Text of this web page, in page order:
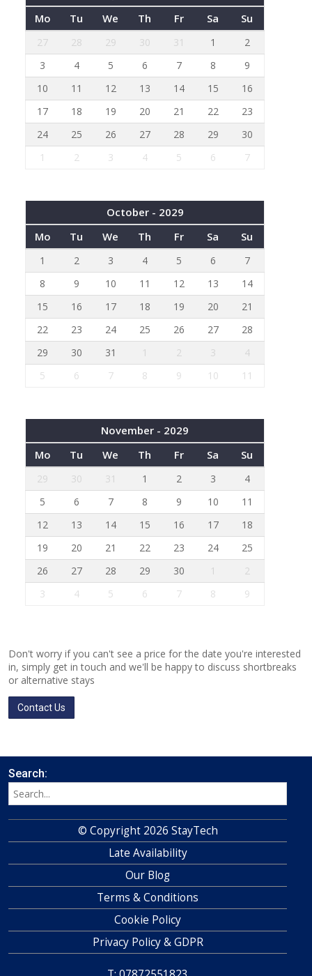
Mo
Tu We Th Fr Sa Su
27 28 29 30 31 1
2
3
4 5 6 7 8
9
10
11 12 13 14 15
16
17
18 19 20 21 22
23
24
25 26 27 28 29
30
1
2 3 4 5 6 7
October - 2029
Mo
Tu We Th Fr Sa Su
1 2 3 4 5 6
7
8
9 10 11 12 13
14
15
16 17 18 19 20
21
22
23 24 25 26 27
28
29
30 31 1 2 3
4
5
6 7 8 9 10 11
November - 2029
Mo
Tu We Th Fr Sa Su
29 30 31 1 2 3
4
5
6 7 8 9 10
11
12
13 14 15 16 17
18
19
20 21 22 23 24
25
26
27 28 29 30 1
2
3
4 5 6 7 8 9
Don't worry if you can't see a price for the date you're interested
in, simply get in touch and we'll be happy to discuss shortbreaks
or alternative stays
Contact Us
Search:
© Copyright 2026 StayTech
Late Availability
Our Blog
Terms & Conditions
Cookie Policy
Privacy Policy & GDPR